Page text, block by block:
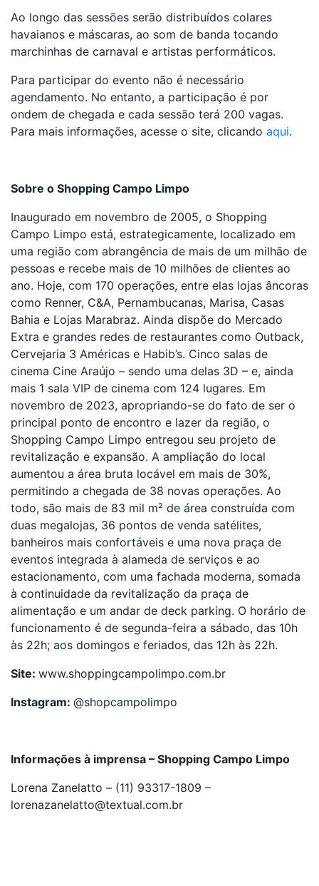
Ao longo das sessões serão distribuídos colares
havaianos e máscaras, ao som de banda tocando
marchinhas de carnaval e artistas performáticos.
Para participar do evento não é necessário
agendamento. No entanto, a participação é por
ondem de chegada e cada sessão terá 200 vagas.
Para mais informações, acesse o site, clicando aqui.
Sobre o Shopping Campo Limpo
Inaugurado em novembro de 2005, o Shopping
Campo Limpo está, estrategicamente, localizado em
uma região com abrangência de mais de um milhão de
pessoas e recebe mais de 10 milhões de clientes ao
ano. Hoje, com 170 operações, entre elas lojas âncoras
como Renner, C&A, Pernambucanas, Marisa, Casas
Bahia e Lojas Marabraz. Ainda dispõe do Mercado
Extra e grandes redes de restaurantes como Outback,
Cervejaria 3 Américas e Habib’s. Cinco salas de
cinema Cine Araújo – sendo uma delas 3D – e, ainda
mais 1 sala VIP de cinema com 124 lugares. Em
novembro de 2023, apropriando-se do fato de ser o
principal ponto de encontro e lazer da região, o
Shopping Campo Limpo entregou seu projeto de
revitalização e expansão. A ampliação do local
aumentou a área bruta locável em mais de 30%,
permitindo a chegada de 38 novas operações. Ao
todo, são mais de 83 mil m² de área construída com
duas megalojas, 36 pontos de venda satélites,
banheiros mais confortáveis e uma nova praça de
eventos integrada à alameda de serviços e ao
estacionamento, com uma fachada moderna, somada
à continuidade da revitalização da praça de
alimentação e um andar de deck parking. O horário de
funcionamento é de segunda-feira a sábado, das 10h
às 22h; aos domingos e feriados, das 12h às 22h.
Site: www.shoppingcampolimpo.com.br
Instagram: @shopcampolimpo
Informações à imprensa – Shopping Campo Limpo
Lorena Zanelatto – (11) 93317-1809 –
lorenazanelatto@textual.com.br